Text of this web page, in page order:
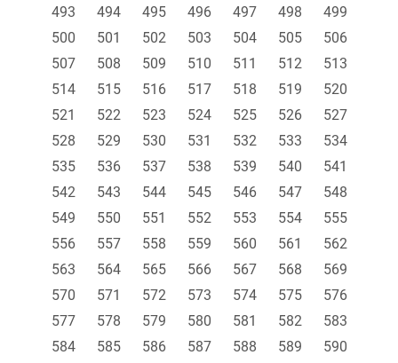
493
494 495 496 497 498
499
500
501 502 503 504 505
506
507
508 509 510 511 512
513
514
515 516 517 518 519
520
521
522 523 524 525 526
527
528
529 530 531 532 533
534
535
536 537 538 539 540
541
542
543 544 545 546 547
548
549
550 551 552 553 554
555
556
557 558 559 560 561
562
563
564 565 566 567 568
569
570
571 572 573 574 575
576
577
578 579 580 581 582
583
584
585 586 587 588 589
590